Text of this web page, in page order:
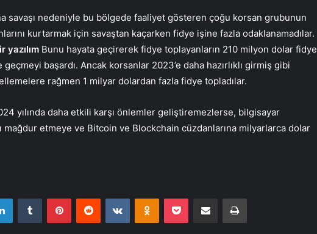
savaşı nedeniyle bu bölgede faaliyet gösteren çoğu korsan grubunun
kurtarmak için savaştan kaçarken fidye işine fazla odaklanamadılar.
yazılım Bunu hayata geçirerek fidye toplayanların 210 milyon dolar fidye
geçmeyi başardı. Ancak korsanlar 2023’e daha hazırlıklı girmiş gibi
rağmen 1 milyar dolardan fazla fidye topladılar.
yılında daha etkili karşı önlemler geliştiremezlerse, bilgisayar
mağdur etmeye ve Bitcoin ve Blockchain cüzdanlarına milyarlarca dolar
LinkedInTumblr PinterestReddit VKontakteOdnoklassniki
Pocket E-Posta ile paylaş Yazdır